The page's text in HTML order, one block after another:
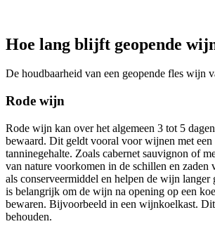
Hoe lang blijft geopende
De houdbaarheid van een geopende fles wijn
Rode wijn
Rode wijn kan over het algemeen 3 tot 5
bewaard. Dit geldt vooral voor wijnen met een
tanninegehalte. Zoals cabernet sauvignon of
van nature voorkomen in de schillen en zaden
als conserveermiddel en helpen de wijn langer
is belangrijk om de wijn na opening op een
bewaren. Bijvoorbeeld in een wijnkoelkast.
behouden.